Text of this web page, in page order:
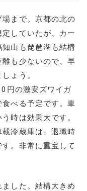
まで。京都の北の
していたが、カー
山も琵琶湖も結構
も少ないので、早
ょう。
円の激安ズワイガ
べる予定です。車
時は効果大です。
冷蔵庫は、退職時
。非常に重宝して
した。結構大きめ